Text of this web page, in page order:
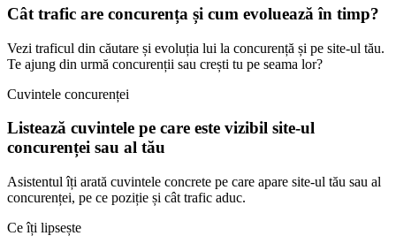
Cât trafic are concurența și cum evoluează în timp?
Vezi traficul din căutare și evoluția lui la concurență și pe site-ul tău.
Te ajung din urmă concurenții sau crești tu pe seama lor?
Cuvintele concurenței
Listează cuvintele pe care este vizibil site-ul
concurenței sau al tău
Asistentul îți arată cuvintele concrete pe care apare site-ul tău sau al
concurenței, pe ce poziție și cât trafic aduc.
Ce îți lipsește